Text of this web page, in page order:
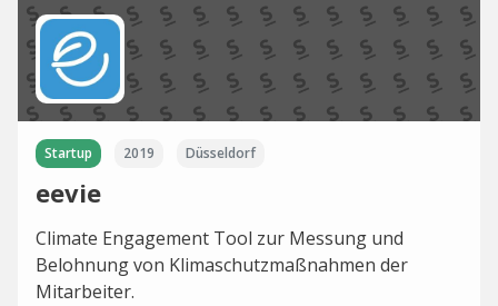
Startup 2019 Düsseldorf
eevie
Climate Engagement Tool zur Messung und
Belohnung von Klimaschutzmaßnahmen der
Mitarbeiter.